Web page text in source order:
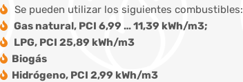
Se pueden utilizar los siguientes combustibles:
Gas natural, PCI 6,99 … 11,39 kWh/m3;
LPG, PCI 25,89 kWh/m3
Biogás
Hidrógeno, PCI 2,99 kWh/m3